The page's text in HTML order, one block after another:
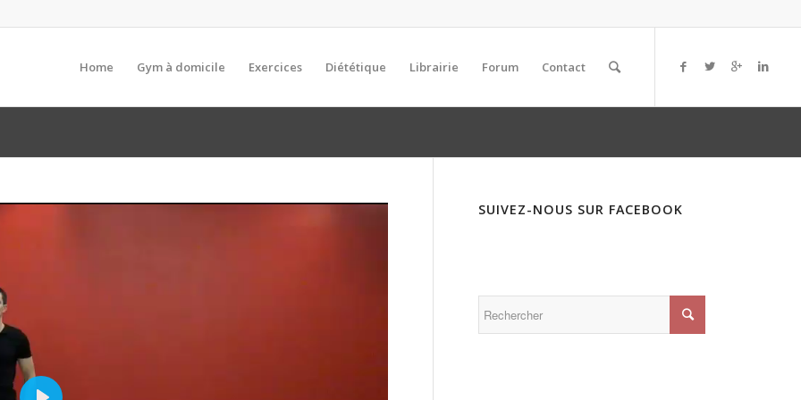
Home Gym à domicile Exercices Diététique Librairie Forum Contact
SUIVEZ-NOUS SUR FACEBOOK